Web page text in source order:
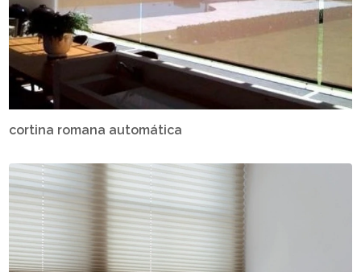
cortina romana automática